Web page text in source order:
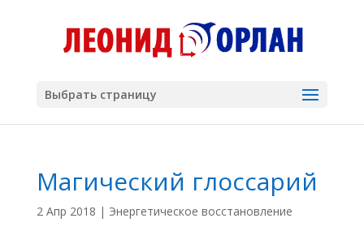
Выбрать страницу
Магический глоссарий
2 Апр 2018 | Энергетическое восстановление